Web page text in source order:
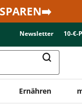
Newsletter 10-€-
Ernähren